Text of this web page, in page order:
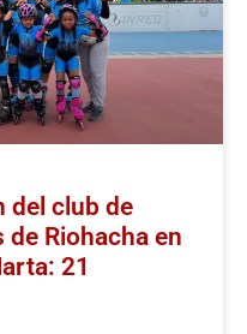
del club de
Riohacha en
21